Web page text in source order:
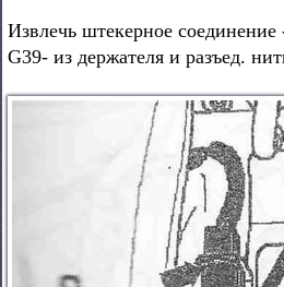
Извлечь штекерное
G39- из держателя и разъед.